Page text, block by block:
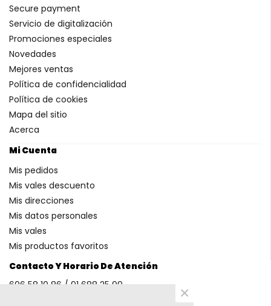
Contacto Y Horario De Atención
606 58 10 86 / 91 688 25 99
Secure payment
Servicio de digitalización
Promociones especiales
Novedades
Mejores ventas
Política de confidencialidad
Política de cookies
Mapa del sitio
Acerca
Mi Cuenta
Mis pedidos
Mis vales descuento
Mis direcciones
Mis datos personales
Mis vales
Mis productos favoritos
×